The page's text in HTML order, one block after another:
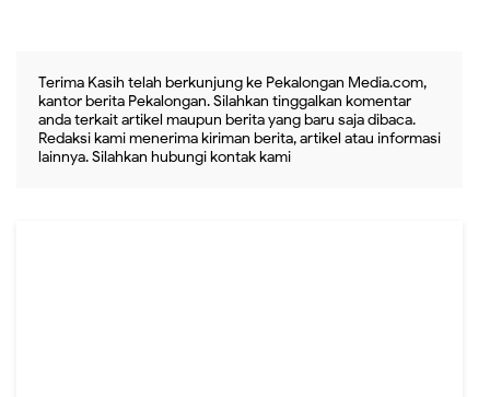
Terima Kasih telah berkunjung ke Pekalongan Media.com,
kantor berita Pekalongan. Silahkan tinggalkan komentar
anda terkait artikel maupun berita yang baru saja dibaca.
Redaksi kami menerima kiriman berita, artikel atau informasi
lainnya. Silahkan hubungi kontak kami